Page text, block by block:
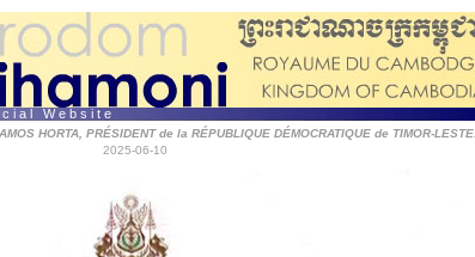
c i a l W e b s i t e
HORTA, PRÉSIDENT de la RÉPUBLIQUE DÉMOCRATIQUE de TIMOR-LESTE.
2025-06-10